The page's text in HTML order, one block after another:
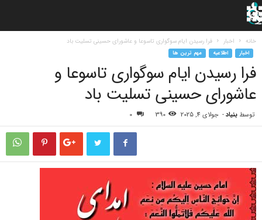
خانه اخبار فرا رسیدن ایام سوگواری تاسوعا و عاشورای حسینی تسلیت باد
اخبار اطلاعیه مهم ترین ها
فرا رسیدن ایام سوگواری تاسوعا و
عاشورای حسینی تسلیت باد
توسط بنیاد- جولای 4, 2025 390
0